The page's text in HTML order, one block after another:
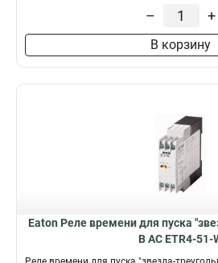
– +
В корзину
Eaton Реле времени для пуска
В АС ETR4-51-